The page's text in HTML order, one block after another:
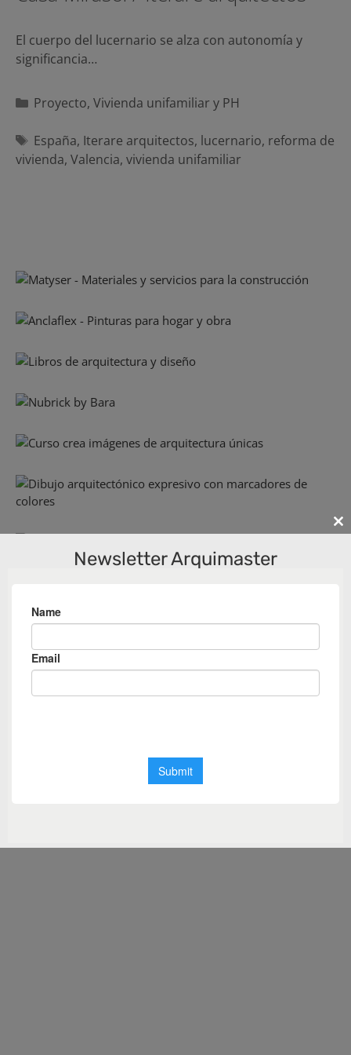
El cuerpo del lucernario se alza con autonomía y
significancia…
Categorías
Proyecto, Vivienda unifamiliar y PH
Etiquetas
España, Iterare arquitectos, lucernario, reforma de
vivienda, Valencia, vivienda unifamiliar
Newsletter Arquimaster